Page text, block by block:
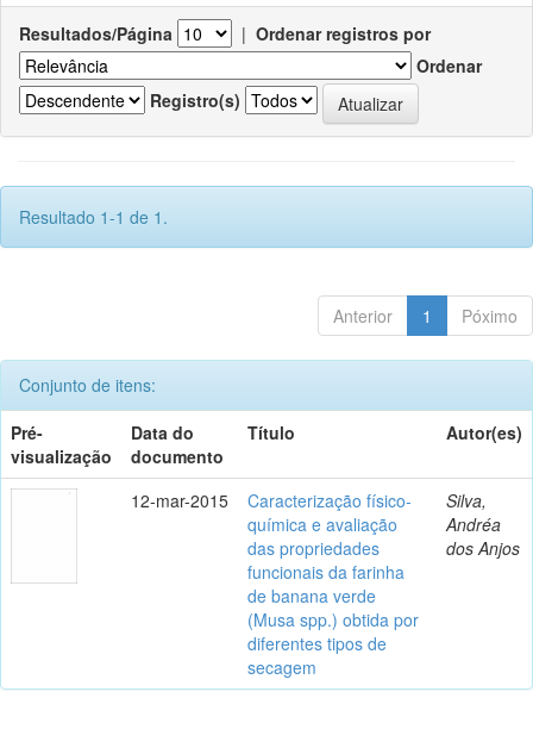
Resultados/Página | Ordenar registros por
Ordenar
Registro(s)
Resultado 1-1 de 1.
Anterior 1 Póximo
Conjunto de itens:
Pré-
visualização
Data do
documento
Título Autor(es)
12-mar-2015
Caracterização físico-
química e avaliação
das propriedades
funcionais da farinha
de banana verde
(Musa spp.) obtida por
diferentes tipos de
secagem
Silva,
Andréa
dos Anjos